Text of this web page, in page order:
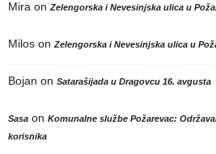
Mira on Zelengorska i Nevesinjska ulica u
Milos on Zelengorska i Nevesinjska ulica u
Bojan on Satarašijada u Dragovcu 16. avgusta
Sasa on Komunalne službe Požarevac:
korisnika